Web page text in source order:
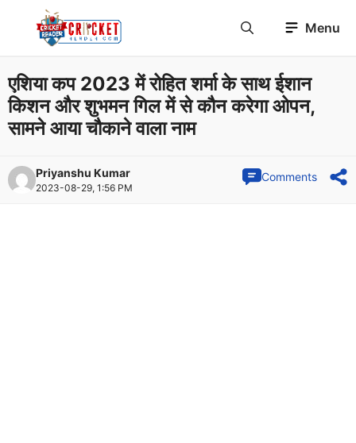
Menu
एशिया कप 2023 में रोहित शर्मा के साथ ईशान
किशन और शुभमन गिल में से कौन करेगा ओपन,
सामने आया चौकाने वाला नाम
Priyanshu Kumar
2023-08-29, 1:56 PM
Comments